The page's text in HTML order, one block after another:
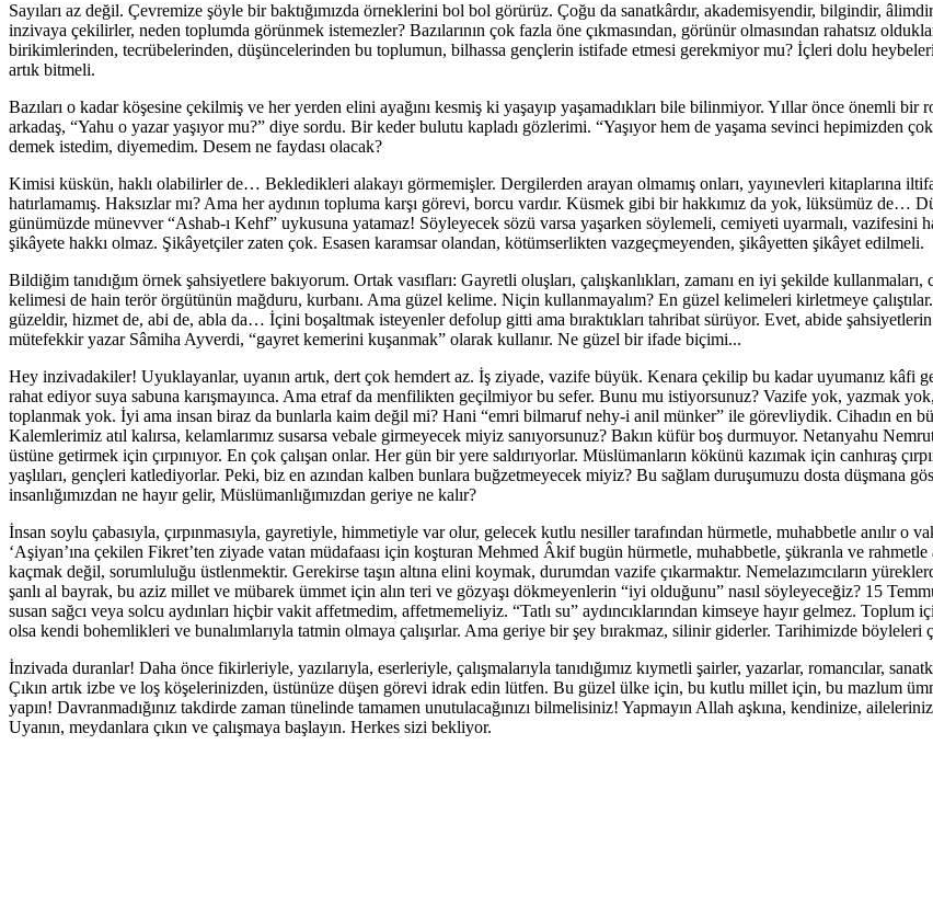
Sayıları az değil. Çevremize şöyle bir baktığımızda örneklerini bol bol görürüz. Çoğu da sanatkârdır, akademisyendir, bilgindir,
inzivaya çekilirler, neden toplumda görünmek istemezler? Bazılarının çok fazla öne çıkmasından, görünür olmasından rahatsız
birikimlerinden, tecrübelerinden, düşüncelerinden bu toplumun, bilhassa gençlerin istifade etmesi gerekmiyor mu? İçleri dolu
artık bitmeli.
Bazıları o kadar köşesine çekilmiş ve her yerden elini ayağını kesmiş ki yaşayıp yaşamadıkları bile bilinmiyor. Yıllar önce önemli bir
arkadaş, “Yahu o yazar yaşıyor mu?” diye sordu. Bir keder bulutu kapladı gözlerimi. “Yaşıyor hem de yaşama sevinci hepimizden
demek istedim, diyemedim. Desem ne faydası olacak?
Kimisi küskün, haklı olabilirler de… Bekledikleri alakayı görmemişler. Dergilerden arayan olmamış onları, yayınevleri kitaplarına
hatırlamamış. Haksızlar mı? Ama her aydının topluma karşı görevi, borcu vardır. Küsmek gibi bir hakkımız da yok, lüksümüz de…
günümüzde münevver “Ashab-ı Kehf” uykusuna yatamaz! Söyleyecek sözü varsa yaşarken söylemeli, cemiyeti uyarmalı, vazifesini
şikâyete hakkı olmaz. Şikâyetçiler zaten çok. Esasen karamsar olandan, kötümserlikten vazgeçmeyenden, şikâyetten şikâyet edilmeli.
Bildiğim tanıdığım örnek şahsiyetlere bakıyorum. Ortak vasıfları: Gayretli oluşları, çalışkanlıkları, zamanı en iyi şekilde
kelimesi de hain terör örgütünün mağduru, kurbanı. Ama güzel kelime. Niçin kullanmayalım? En güzel kelimeleri kirletmeye
güzeldir, hizmet de, abi de, abla da… İçini boşaltmak isteyenler defolup gitti ama bıraktıkları tahribat sürüyor. Evet, abide
mütefekkir yazar Sâmiha Ayverdi, “gayret kemerini kuşanmak” olarak kullanır. Ne güzel bir ifade biçimi...
Hey inzivadakiler! Uyuklayanlar, uyanın artık, dert çok hemdert az. İş ziyade, vazife büyük. Kenara çekilip bu kadar uyumanız kâfi
rahat ediyor suya sabuna karışmayınca. Ama etraf da menfilikten geçilmiyor bu sefer. Bunu mu istiyorsunuz? Vazife yok, yazmak
toplanmak yok. İyi ama insan biraz da bunlarla kaim değil mi? Hani “emri bilmaruf nehy-i anil münker” ile görevliydik. Cihadın en
Kalemlerimiz atıl kalırsa, kelamlarımız susarsa vebale girmeyecek miyiz sanıyorsunuz? Bakın küfür boş durmuyor. Netanyahu
üstüne getirmek için çırpınıyor. En çok çalışan onlar. Her gün bir yere saldırıyorlar. Müslümanların kökünü kazımak için canhıraş
yaşlıları, gençleri katlediyorlar. Peki, biz en azından kalben bunlara buğzetmeyecek miyiz? Bu sağlam duruşumuzu dosta düşmana
insanlığımızdan ne hayır gelir, Müslümanlığımızdan geriye ne kalır?
İnsan soylu çabasıyla, çırpınmasıyla, gayretiyle, himmetiyle var olur, gelecek kutlu nesiller tarafından hürmetle, muhabbetle anılır o
‘Aşiyan’ına çekilen Fikret’ten ziyade vatan müdafaası için koşturan Mehmed Âkif bugün hürmetle, muhabbetle, şükranla ve rahmetle
kaçmak değil, sorumluluğu üstlenmektir. Gerekirse taşın altına elini koymak, durumdan vazife çıkarmaktır. Nemelazımcıların
şanlı al bayrak, bu aziz millet ve mübarek ümmet için alın teri ve gözyaşı dökmeyenlerin “iyi olduğunu” nasıl söyleyeceğiz? 15
susan sağcı veya solcu aydınları hiçbir vakit affetmedim, affetmemeliyiz. “Tatlı su” aydıncıklarından kimseye hayır gelmez. Toplum
olsa kendi bohemlikleri ve bunalımlarıyla tatmin olmaya çalışırlar. Ama geriye bir şey bırakmaz, silinir giderler. Tarihimizde böyleleri
İnzivada duranlar! Daha önce fikirleriyle, yazılarıyla, eserleriyle, çalışmalarıyla tanıdığımız kıymetli şairler, yazarlar, romancılar,
Çıkın artık izbe ve loş köşelerinizden, üstünüze düşen görevi idrak edin lütfen. Bu güzel ülke için, bu kutlu millet için, bu mazlum
yapın! Davranmadığınız takdirde zaman tünelinde tamamen unutulacağınızı bilmelisiniz! Yapmayın Allah aşkına, kendinize,
Uyanın, meydanlara çıkın ve çalışmaya başlayın. Herkes sizi bekliyor.